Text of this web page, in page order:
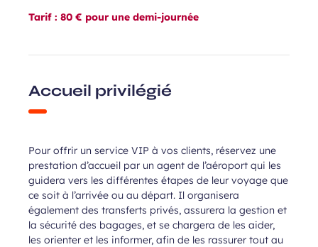
Tarif : 80 € pour une demi-journée
Accueil privilégié
Pour offrir un service VIP à vos clients, réservez une
prestation d’accueil par un agent de l’aéroport qui les
guidera vers les différentes étapes de leur voyage que
ce soit à l’arrivée ou au départ. Il organisera
également des transferts privés, assurera la gestion et
la sécurité des bagages, et se chargera de les aider,
les orienter et les informer, afin de les rassurer tout au
la newsletter